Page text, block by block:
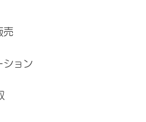
売
ション